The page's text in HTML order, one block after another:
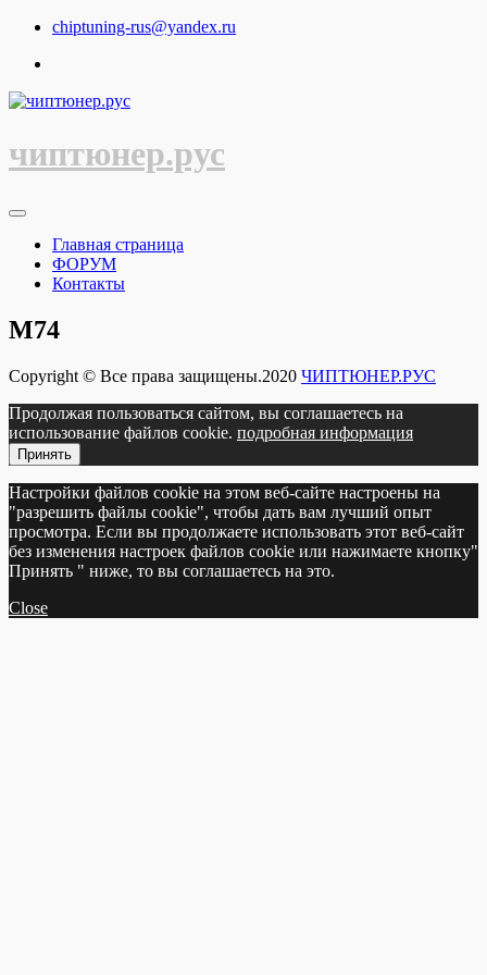
Перейти
содержимому
chiptuning-rus@yandex.ru
чиптюнер.рус
Главная страница
ФОРУМ
Контакты
M74
Copyright © Все права защищены.2020 ЧИПТЮНЕР.РУС
Продолжая пользоваться сайтом, вы соглашаетесь на
использование файлов cookie. подробная информация
Принять
Настройки файлов cookie на этом веб-сайте настроены на
"разрешить файлы cookie", чтобы дать вам лучший опыт
просмотра. Если вы продолжаете использовать этот веб-сайт
без изменения настроек файлов cookie или нажимаете кнопку"
Принять " ниже, то вы соглашаетесь на это.
Close